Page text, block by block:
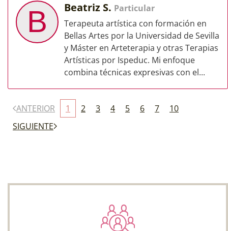
B Beatriz S. Particular
Terapeuta artística con formación en
Bellas Artes por la Universidad de Sevilla
y Máster en Arteterapia y otras Terapias
Artísticas por Ispeduc. Mi enfoque
combina técnicas expresivas con el...
ANTERIOR 1 2 3 4 5 6 7
10
SIGUIENTE